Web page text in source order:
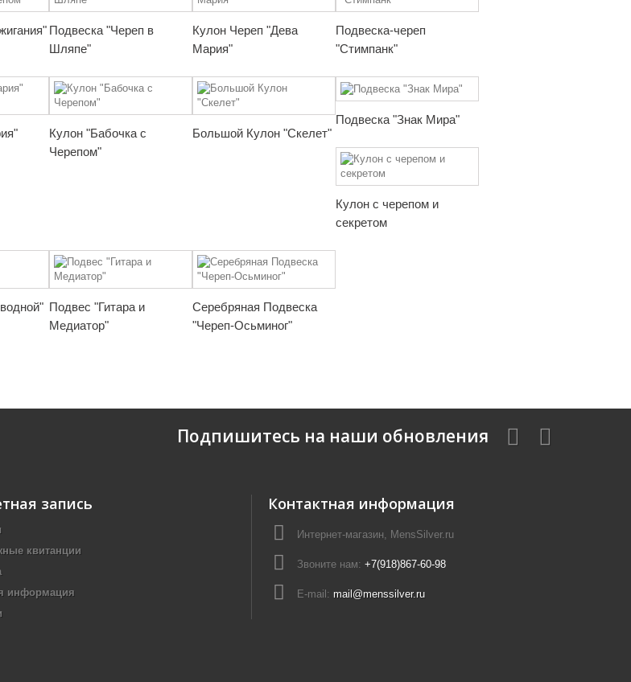
Подвеска "Череп в
Шляпе"
Кулон Череп "Дева
Мария"
Подвеска-череп
"Стимпанк"
Кулон "Бабочка с
Черепом"
Большой Кулон "Скелет"
Подвеска "Знак Мира"
Кулон с черепом и
секретом
Подвес "Гитара и
Медиатор"
Серебряная Подвеска
"Череп-Осьминог"
Подпишитесь на наши обновления
запись
квитанции
информация
Контактная информация
Интернет-магазин, MensSilver.ru
Звоните нам: +7(918)867-60-98
E-mail: mail@menssilver.ru